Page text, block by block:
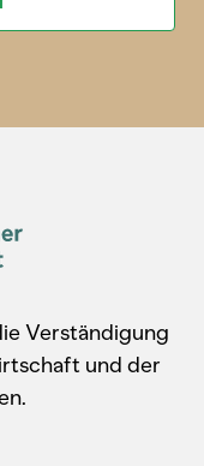
Verständigung
und der